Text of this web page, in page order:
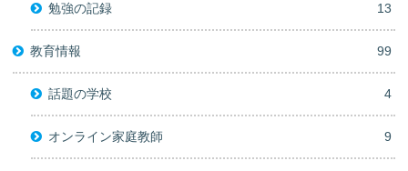
勉強の記録 13
教育情報 99
話題の学校 4
オンライン家庭教師 9